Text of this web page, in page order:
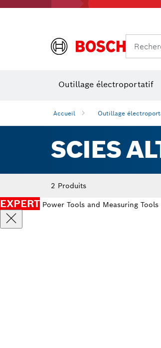
Outillage électroportatif
Accueil Outillage
SCIES
2 Produits
EXPERT Power Tools and Measuring